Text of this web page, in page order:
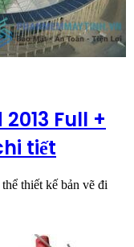
Full +
tiết
thiết kế bản vẽ đi